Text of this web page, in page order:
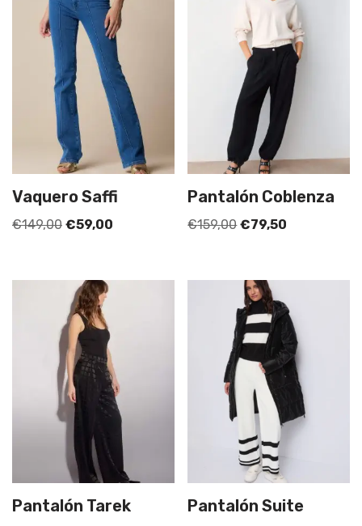
Vaquero Saffi
€149,00 €59,00
Pantalón Coblenza
€159,00 €79,50
Pantalón Tarek Pantalón Suite